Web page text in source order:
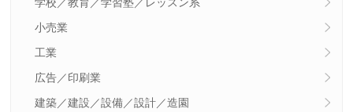
小売業
工業
広告／印刷業
建築／建設／設備／設計／造園